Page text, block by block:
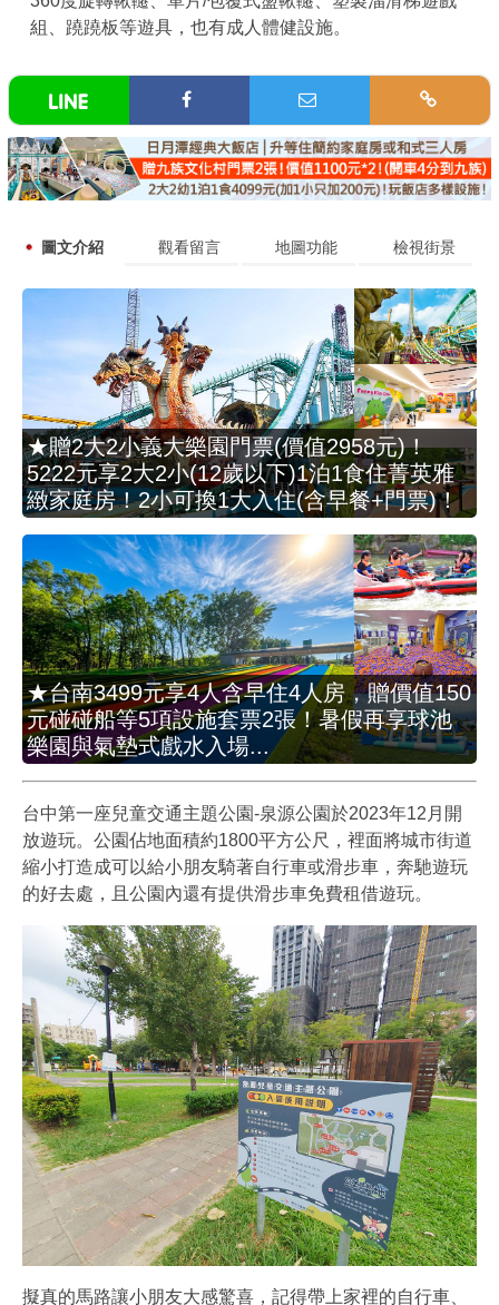
組、蹺蹺板等遊具，也有成人體健設施。
圖文介紹 觀看留言 地圖功能 檢視街景
★贈2大2小義大樂園門票(價值2958元)！
5222元享2大2小(12歲以下)1泊1食住菁英雅
緻家庭房！2小可換1大入住(含早餐+門票)！
★台南3499元享4人含早住4人房，贈價值150
元碰碰船等5項設施套票2張！暑假再享球池
樂園與氣墊式戲水入場...
台中第一座兒童交通主題公園-泉源公園於2023年12月開
放遊玩。公園佔地面積約1800平方公尺，裡面將城市街道
縮小打造成可以給小朋友騎著自行車或滑步車，奔馳遊玩
的好去處，且公園內還有提供滑步車免費租借遊玩。
擬真的馬路讓小朋友大感驚喜，記得帶上家裡的自行車、